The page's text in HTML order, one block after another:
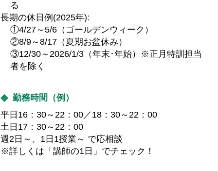
る
長期の休日例(2025年):
①4/27～5/6（ゴールデンウィーク）
②8/9～8/17（夏期お盆休み）
③12/30～2026/1/3（年末･年始）※正月特訓担当
者を除く
勤務時間（例）
平日16：30～22：00／18：30～22：00
土日17：30～22：00
週2日～、1日1授業～ で応相談
※詳しくは「講師の1日」でチェック！